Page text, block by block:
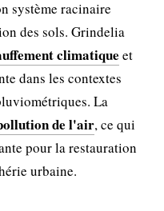
système racinaire
des sols. Grindelia
climatique et
dans les contextes
La
de l'air, ce qui
pour la restauration
urbaine.